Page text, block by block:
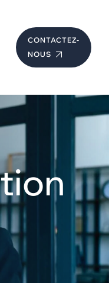
CONTACTEZ-
NOUS